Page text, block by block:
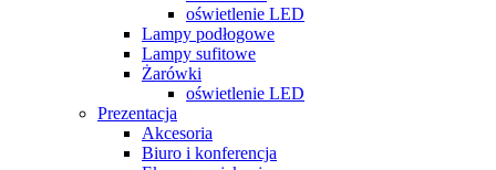
oświetlenie LED
Lampy podłogowe
Lampy sufitowe
Żarówki
oświetlenie LED
Prezentacja
Akcesoria
Biuro i konferencja